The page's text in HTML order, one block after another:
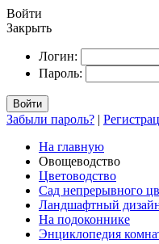
Войти
Закрыть
Логин:
Пароль:
Войти
Забыли пароль? |
На главную
Овощеводство
Цветоводство
Сад непрерывного
Ландшафтный
На подоконнике
Энциклопедия